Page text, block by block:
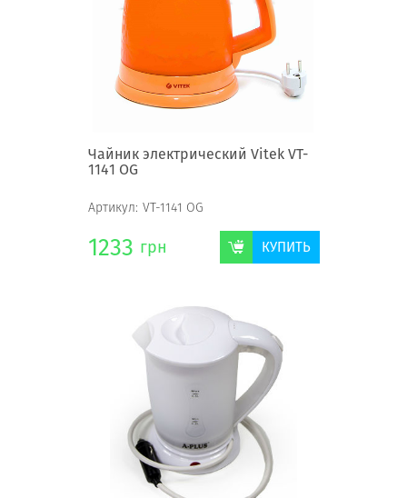
Чайник электрический Vitek VT-
1141 OG
Артикул: VT-1141 OG
1233 грн КУПИТЬ